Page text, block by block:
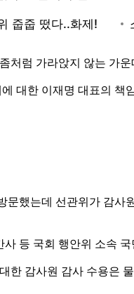
처럼 가라앉지 않는 가
대한 이재명 대표의
문했는데 선관위가 감
등 국회 행안위 소속
한 감사원 감사 수용은